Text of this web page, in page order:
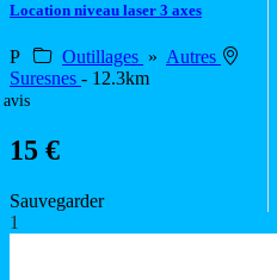
Location niveau laser 3 axes
P Outillages » Autres
Suresnes - 12.3km
avis
15 €
Sauvegarder
1